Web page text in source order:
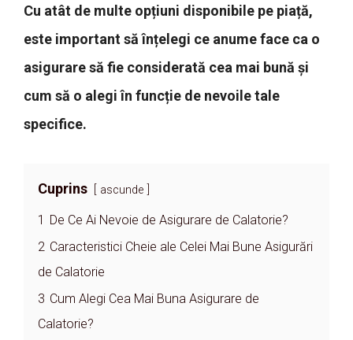
Cu atât de multe opțiuni disponibile pe piață,
este important să înțelegi ce anume face ca o
asigurare să fie considerată cea mai bună și
cum să o alegi în funcție de nevoile tale
specifice.
Cuprins ascunde
1
De Ce Ai Nevoie de Asigurare de Calatorie?
2 Caracteristici Cheie ale Celei Mai Bune Asigurări
de Calatorie
3 Cum Alegi Cea Mai Buna Asigurare de
Calatorie?